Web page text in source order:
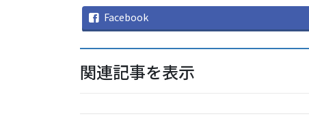
Facebook
関連記事を表示